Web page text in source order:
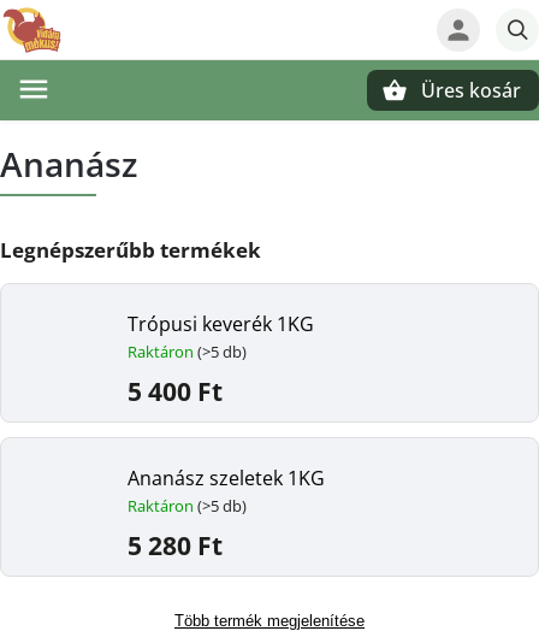
Üres kosár
Ananász
Legnépszerűbb termékek
Trópusi keverék 1KG
Raktáron (>5 db)
5 400 Ft
Ananász szeletek 1KG
Raktáron (>5 db)
5 280 Ft
Több termék megjelenítése